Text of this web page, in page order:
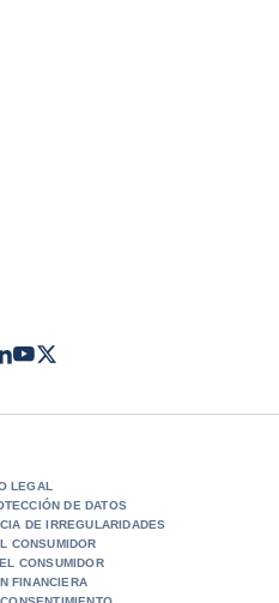
Youtube
Twitter
LEGAL
DE DATOS
DE IRREGULARIDADES
CONSUMIDOR
CONSUMIDOR
FINANCIERA